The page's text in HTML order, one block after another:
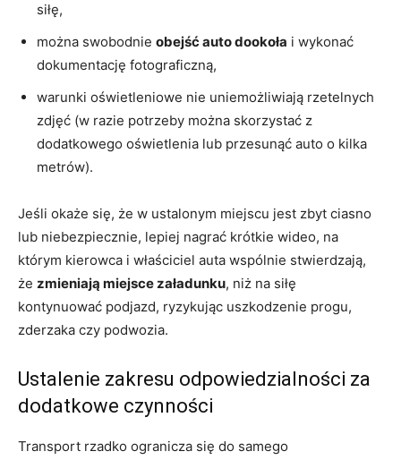
siłę,
można swobodnie obejść auto dookoła i wykonać
dokumentację fotograficzną,
warunki oświetleniowe nie uniemożliwiają rzetelnych
zdjęć (w razie potrzeby można skorzystać z
dodatkowego oświetlenia lub przesunąć auto o kilka
metrów).
Jeśli okaże się, że w ustalonym miejscu jest zbyt ciasno
lub niebezpiecznie, lepiej nagrać krótkie wideo, na
którym kierowca i właściciel auta wspólnie stwierdzają,
że zmieniają miejsce załadunku, niż na siłę
kontynuować podjazd, ryzykując uszkodzenie progu,
zderzaka czy podwozia.
Ustalenie zakresu odpowiedzialności za
dodatkowe czynności
Transport rzadko ogranicza się do samego